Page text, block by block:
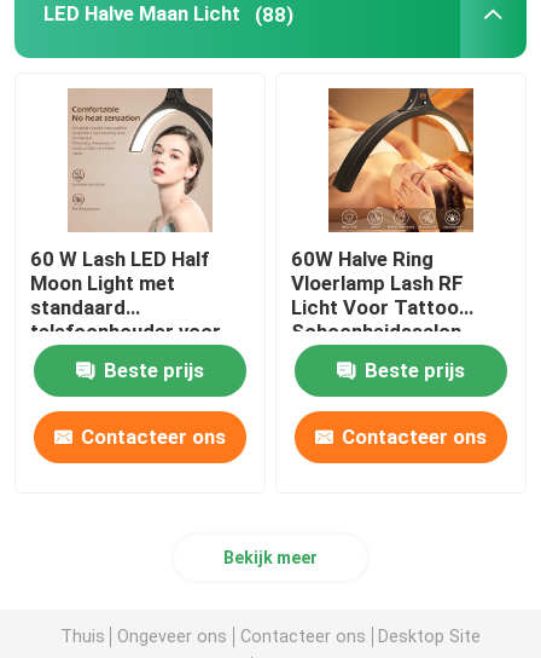
LED Halve Maan Licht (88)
60 W Lash LED Half
Moon Light met
standaard
telefoonhouder voor
make-up wenkbrauw
tattoo halve ringlamp
Beste prijs
Contacteer ons
60W Halve Ring
Vloerlamp Lash RF
Licht Voor Tattoo
Schoonheidssalon
Wimper
Beste prijs
Contacteer ons
Bekijk meer
Thuis Ongeveer ons Contacteer ons
Desktop Site